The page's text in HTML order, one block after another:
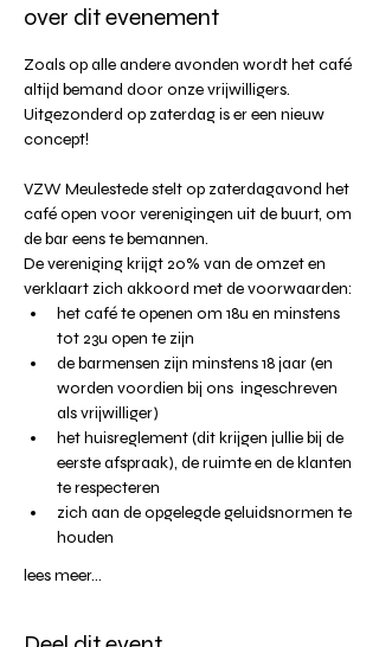
over dit evenement
Zoals op alle andere avonden wordt het café
altijd bemand door onze vrijwilligers.
Uitgezonderd op zaterdag is er een nieuw
concept!
VZW Meulestede stelt op zaterdagavond het
café open voor verenigingen uit de buurt, om
de bar eens te bemannen.
De vereniging krijgt 20% van de omzet en
verklaart zich akkoord met de voorwaarden:
het café te openen om 18u en minstens
tot 23u open te zijn
de barmensen zijn minstens 18 jaar (en
worden voordien bij ons  ingeschreven
als vrijwilliger)
het huisreglement (dit krijgen jullie bij de
eerste afspraak), de ruimte en de klanten
te respecteren
zich aan de opgelegde geluidsnormen te
houden
lees meer...